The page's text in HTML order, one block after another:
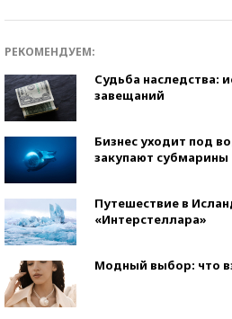
РЕКОМЕНДУЕМ:
Судьба наследства:
завещаний
Бизнес уходит под
закупают субмарины
Путешествие в
«Интерстеллара»
Модный выбор: что